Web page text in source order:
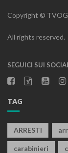
Copyright ©
All rights reserved.
SEGUICI SUI
TAG
ARRESTI
carabinieri